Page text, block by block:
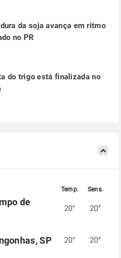
da soja avança em ritmo
no PR
do trigo está finalizada no
de
20° 20°
SP 20° 20°